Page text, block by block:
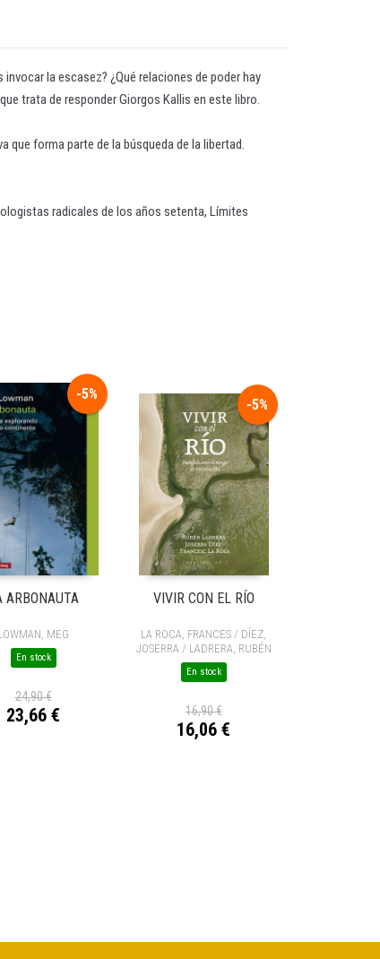
la escasez? ¿Qué relaciones de poder hay
trata de responder Giorgos Kallis en este libro.
forma parte de la búsqueda de la libertad.
radicales de los años setenta, Límites
-5%
ARBONAUTA
MEG
En stock
24,90 €
23,66 €
-5%
VIVIR CON EL RÍO
LA ROCA, FRANCES / DÍEZ,
JOSERRA / LADRERA, RUBÉN
En stock
16,90 €
16,06 €